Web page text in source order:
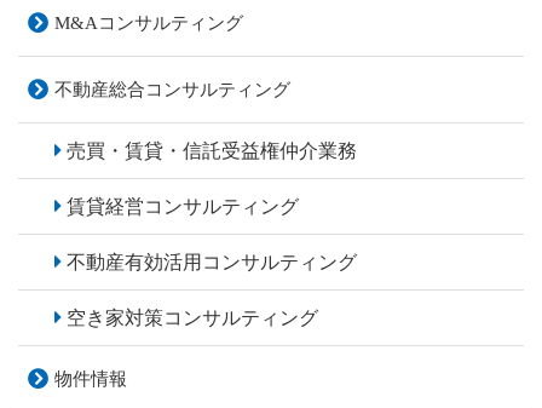
M&Aコンサルティング
不動産総合コンサルティング
売買・賃貸・ 信託受益権仲介業務
賃貸経営コンサルティング
不動産有効活用 コンサルティング
空き家対策コンサルティング
物件情報